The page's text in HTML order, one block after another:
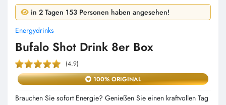
in 2 Tagen 153 Personen haben angesehen!
Energydrinks
Bufalo Shot Drink 8er Box
(4.9)
100% ORIGINAL
Brauchen Sie sofort Energie? Genießen Sie einen kraftvollen Tag